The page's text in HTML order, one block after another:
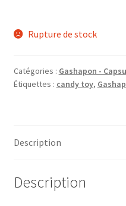
Rupture de stock
Catégories : Gashapon -
Étiquettes : candy toy,
Description
Description